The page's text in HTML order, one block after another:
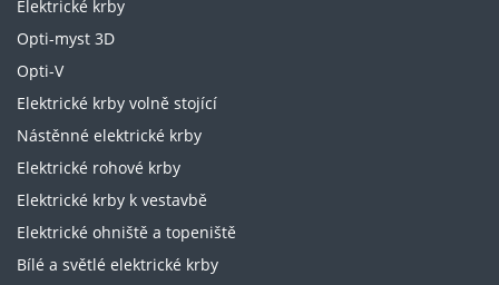
Elektrické krby
Opti-myst 3D
Opti-V
Elektrické krby volně stojící
Nástěnné elektrické krby
Elektrické rohové krby
Elektrické krby k vestavbě
Elektrické ohniště a topeniště
Bílé a světlé elektrické krby